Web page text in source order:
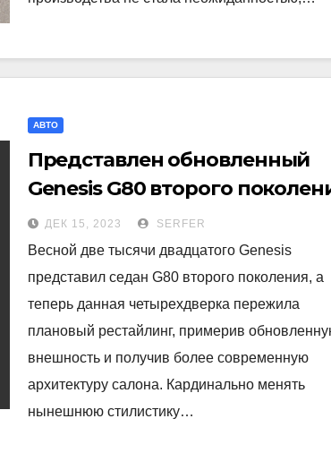
АВТО
Представлен обновленный
Genesis G80 второго
пересмотренная внешность и
другой салон
ДЕК 15, 2023 SERFER
Весной две тысячи двадцатого Genesis
представил седан G80 второго поколения, а
теперь данная четырехдверка пережила
плановый рестайлинг, примерив
внешность и получив более современную
архитектуру салона. Кардинально менять
нынешнюю стилистику…